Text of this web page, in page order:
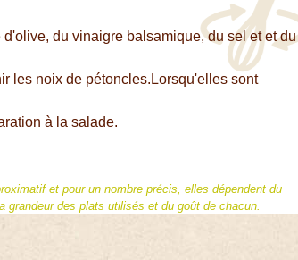
du vinaigre balsamique, du sel et et du
les noix de pétoncles.Lorsqu'elles sont
à la salade.
et pour un nombre précis, elles dépendent du
grandeur des plats utilisés et du goût de chacun.